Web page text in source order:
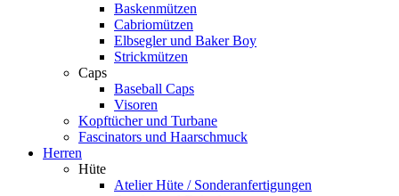
Baskenmützen
Cabriomützen
Elbsegler und Baker Boy
Strickmützen
Caps
Baseball Caps
Visoren
Kopftücher und Turbane
Fascinators und Haarschmuck
Herren
Hüte
Atelier Hüte / Sonderanfertigungen